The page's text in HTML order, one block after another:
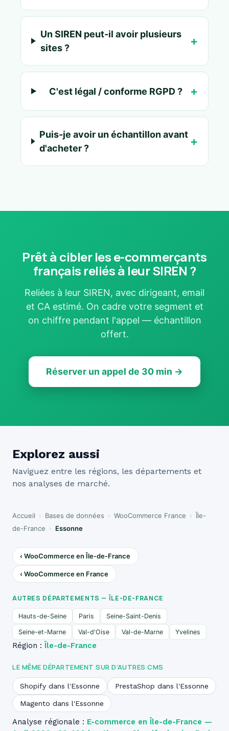
Un SIREN peut-il avoir plusieurs
sites ?
C'est légal / conforme RGPD ?
Puis-je avoir un échantillon avant
d'acheter ?
Prêt à cibler les e-commerçants
français reliés à leur SIREN ?
Reliées à leur SIREN, avec dirigeant, email
et CA estimé. On cadre votre segment et
on chiffre pendant l'appel — échantillon
offert.
Réserver un appel de 30 min →
Explorez aussi
Naviguez entre les régions, les départements et
nos analyses de marché.
Accueil › Bases de données › WooCommerce France › Île-
de-France › Essonne
‹ WooCommerce en Île-de-France
‹ WooCommerce en France
AUTRES DÉPARTEMENTS — ÎLE-DE-FRANCE
Hauts-de-Seine Paris Seine-Saint-Denis
Seine-et-Marne Val-d'Oise Val-de-Marne Yvelines
Région :Île-de-France
LE MÊME DÉPARTEMENT SUR D’AUTRES CMS
Shopify dans l'Essonne PrestaShop dans l'Essonne
Magento dans l'Essonne
Analyse régionale : E-commerce en Île-de-France —